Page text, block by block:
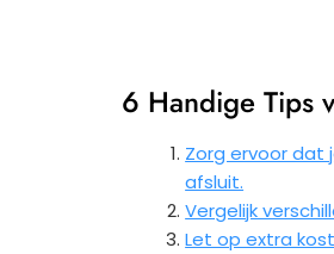
6 Handige Tips
Zorg ervoor dat
afsluit.
Vergelijk
Let op extra